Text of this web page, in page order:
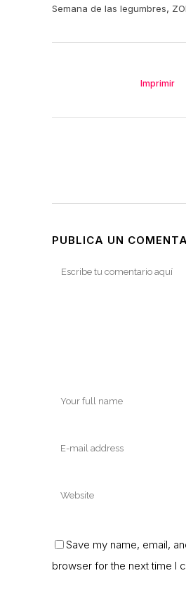
Semana de las legumbres,
Imprimir
PUBLICA UN
Save my name, email,
browser for the next time I